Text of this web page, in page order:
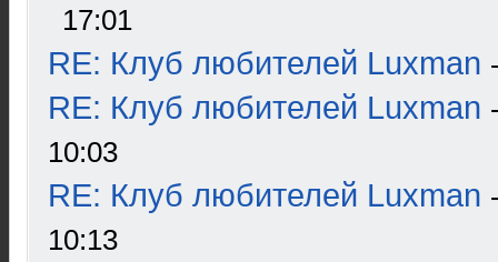
17:01
RE: Клуб любителей Luxman
RE: Клуб любителей Luxman
10:03
RE: Клуб любителей Luxman
10:13